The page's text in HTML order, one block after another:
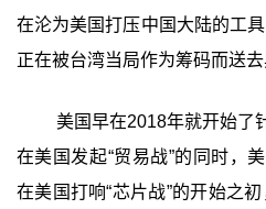
在沦为美国打压中国大陆的工
正在被台湾当局作为筹码而送去
美国早在2018年就开始了
在美国发起“贸易战”的同时，
在美国打响“芯片战”的开始之